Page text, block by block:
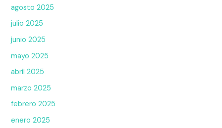
agosto 2025
julio 2025
junio 2025
mayo 2025
abril 2025
marzo 2025
febrero 2025
enero 2025